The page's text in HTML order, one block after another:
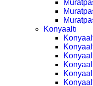
Konyaaltı